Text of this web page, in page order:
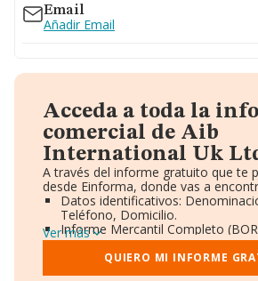
Email
Añadir Email
Acceda a toda la
comercial de Aib
International Uk
A través del informe gratuito que te
desde Einforma, donde vas a
Datos identificativos:
Teléfono, Domicilio.
Informe Mercantil Completo
Gráficos de Evolución Ventas y
Consejo de Administración y
Directivos y Ejecutivos.
Ver más
QUIERO MI INFORME